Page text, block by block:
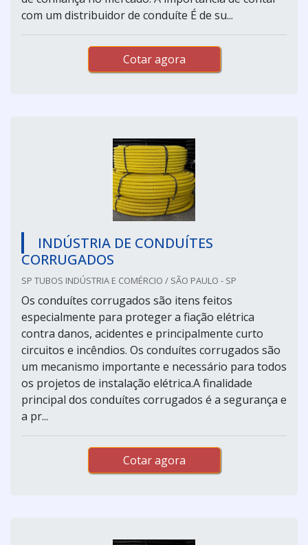
com um distribuidor de conduíte É de su...
Cotar agora
INDÚSTRIA DE CONDUÍTES
CORRUGADOS
SP TUBOS INDÚSTRIA E COMÉRCIO / SÃO PAULO - SP
Os conduítes corrugados são itens feitos
especialmente para proteger a fiação elétrica
contra danos, acidentes e principalmente curto
circuitos e incêndios. Os conduítes corrugados são
um mecanismo importante e necessário para todos
os projetos de instalação elétrica.A finalidade
principal dos conduítes corrugados é a segurança e
a pr...
Cotar agora